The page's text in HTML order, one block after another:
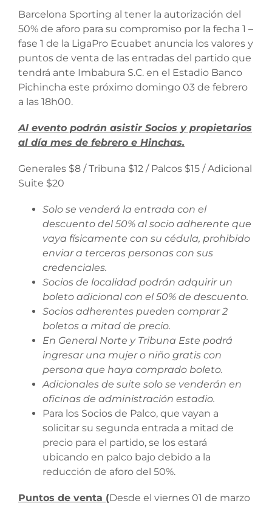
Barcelona Sporting al tener la autorización del
50% de aforo para su compromiso por la fecha 1 –
fase 1 de la LigaPro Ecuabet anuncia los valores y
puntos de venta de las entradas del partido que
tendrá ante Imbabura S.C. en el Estadio Banco
Pichincha este próximo domingo 03 de febrero
a las 18h00.
Al evento podrán asistir Socios y propietarios
al día mes de febrero e Hinchas.
Generales $8 / Tribuna $12 / Palcos $15 / Adicional
Suite $20
Solo se venderá la entrada con el
descuento del 50% al socio adherente que
vaya físicamente con su cédula, prohibido
enviar a terceras personas con sus
credenciales.
Socios de localidad podrán adquirir un
boleto adicional con el 50% de descuento.
Socios adherentes pueden comprar 2
boletos a mitad de precio.
En General Norte y Tribuna Este podrá
ingresar una mujer o niño gratis con
persona que haya comprado boleto.
Adicionales de suite solo se venderán en
oficinas de administración estadio.
Para los Socios de Palco, que vayan a
solicitar su segunda entrada a mitad de
precio para el partido, se los estará
ubicando en palco bajo debido a la
reducción de aforo del 50%.
Puntos de venta (Desde el viernes 01 de marzo